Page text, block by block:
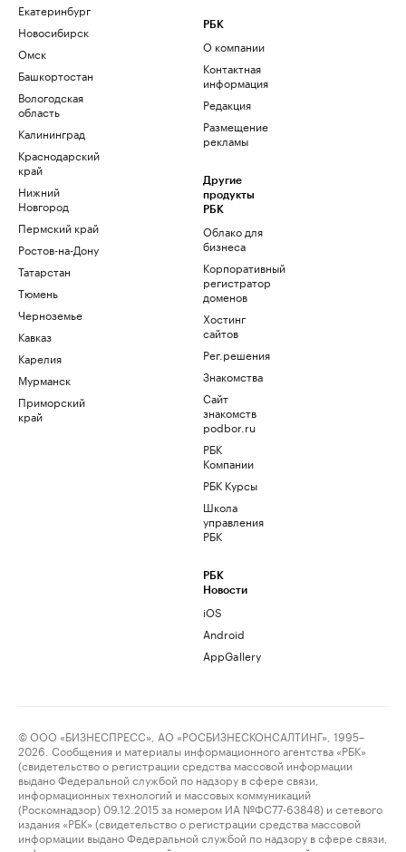
Екатеринбург
Новосибирск
Омск
Башкортостан
Вологодская
область
Калининград
Краснодарский
край
Нижний
Новгород
Пермский край
Ростов-на-Дону
Татарстан
Тюмень
Черноземье
Кавказ
Карелия
Мурманск
Приморский
край
РБК
О компании
Контактная
информация
Редакция
Размещение
рекламы
Другие
продукты
РБК
Облако для
бизнеса
Корпоративный
регистратор
доменов
Хостинг
сайтов
Рег.решения
Знакомства
Сайт
знакомств
podbor.ru
РБК
Компании
РБК Курсы
Школа
управления
РБК
РБК
Новости
iOS
Android
AppGallery
© ООО «БИЗНЕСПРЕСС», АО «РОСБИЗНЕСКОНСАЛТИНГ», 1995–
2026. Сообщения и материалы информационного агентства «РБК»
(свидетельство о регистрации средства массовой информации
выдано Федеральной службой по надзору в сфере связи,
информационных технологий и массовых коммуникаций
(Роскомнадзор) 09.12.2015 за номером ИА №ФС77-63848) и сетевого
издания «РБК» (свидетельство о регистрации средства массовой
информации выдано Федеральной службой по надзору в сфере связи,